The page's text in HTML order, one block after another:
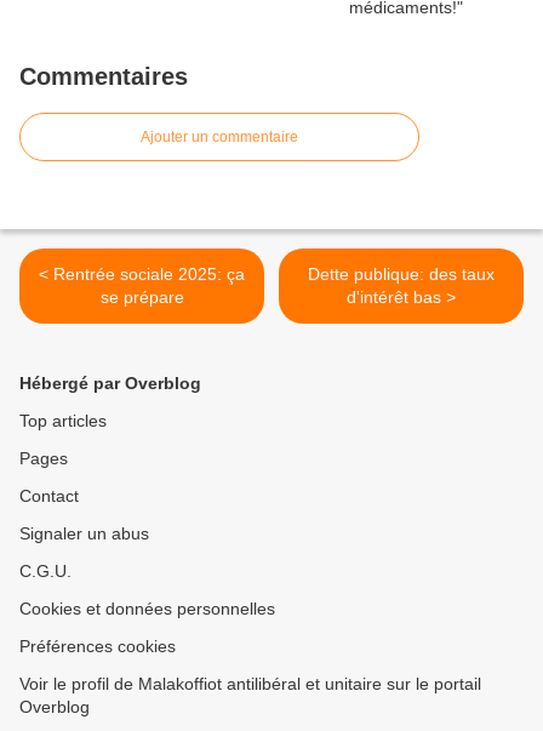
Commentaires
Ajouter un commentaire
< Rentrée sociale 2025: ça
se prépare
Dette publique: des taux
d'intérêt bas >
Hébergé par Overblog
Top articles
Pages
Contact
Signaler un abus
C.G.U.
Cookies et données personnelles
Préférences cookies
Voir le profil de Malakoffiot antilibéral et unitaire sur le portail
Overblog